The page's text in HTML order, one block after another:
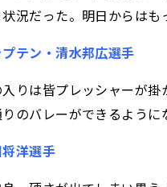
況だった。明日からはも
テン・清水邦広選手
りは皆プレッシャーが
のバレーができるように
洋選手